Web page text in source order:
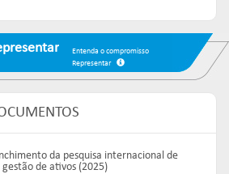
Entenda o compromisso
Representar
da pesquisa internacional de
de ativos (2025)